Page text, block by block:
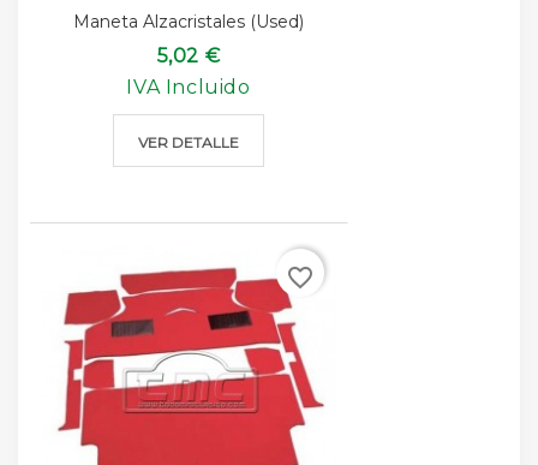
Maneta Alzacristales (used)
5,02 €
IVA Incluido
VER DETALLE
favorite_border